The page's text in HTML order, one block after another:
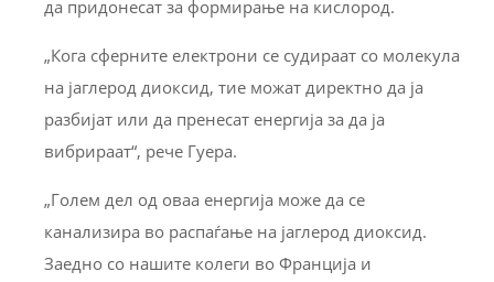
да придонесат за формирање на кислород.
„Кога сферните електрони се судираат со молекула
на јаглерод диоксид, тие можат директно да ја
разбијат или да пренесат енергија за да ја
вибрираат“, рече Гуера.
„Голем дел од оваа енергија може да се
канализира во распаѓање на јаглерод диоксид.
Заедно со нашите колеги во Франција и